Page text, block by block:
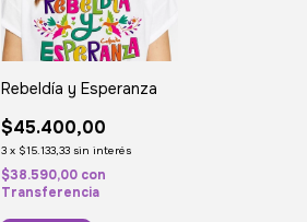
Rebeldía y Esperanza
$45.400,00
3 x $15.133,33 sin interés
$38.590,00 con
Transferencia